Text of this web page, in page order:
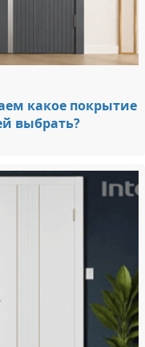
какое покрытие
выбрать?